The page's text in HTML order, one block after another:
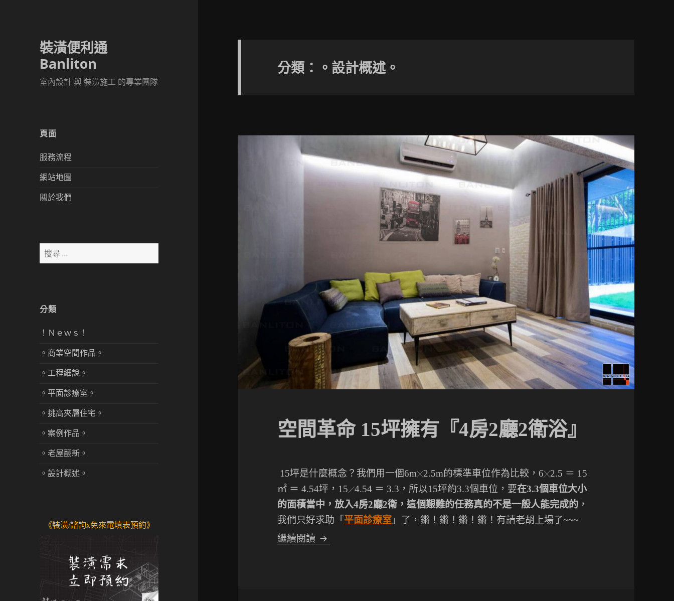
裝潢便利通
Banliton
室內設計 與 裝潢施工 的專業團隊
頁面
服務流程
網站地圖
關於我們
搜
分類
！Ｎｅｗｓ！
。商業空間作品。
。工程細說。
。平面診療室。
。挑高夾層住宅。
。案例作品。
。老屋翻新。
。設計概述。
《裝潢/諮詢x免來電填表預約》
分類：。設計概述。
空間革命 15坪擁有『4房2廳2衛浴』
15坪是什麼概念？我們用一個6m╳2.5m的標準車位作為比較，6╳2.5 ＝ 15
㎡ ＝ 4.54坪，15 ／4.54 ＝ 3.3，所以15坪約3.3個車位，要在3.3個車位大小
的面積當中，放入4房2廳2衛，這個艱難的任務真的不是一般人能完成的 ，
我們只好求助「 平面診療室 」了，鏘！鏘！鏘！鏘！有請老胡上場了~~~
繼續閱讀 空間革命 15坪擁有『4房2廳2衛浴』